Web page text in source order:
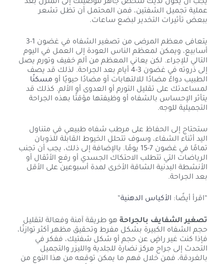
يجب أن يكون لديك شخص جاهز لتوصيلك إلى المنزل بعد
عملية تجميل الشفتين، فمن المحتمل أن تظل تشعر
ببعض تأثيرات التخدير لبضع ساعات.
يتعافى معظم المرضى من تصغير الشفاه في غضون 1-3
أسابيع، ويمكن لمعظم الناس العودة إلى العمل في اليوم
التالي للإجراء. لكن يعاني المعظم من ألم خفيف وتورم يصل
إلى ذروته في غضون 3-4 أيام بعد الجراحة. لذلك قد يصف
الطبيب دواءً مضادًا للالتهابات أو مضادًا حيويًا أو مسكنًا
لمساعدتك على تقليل التورم أو العدوى أو الألم. كذلك قد
يتأثر الإحساس بالشفاه أو وظيفتها مؤقتًا بهذه الجراحة
التجميلية للوجه.
ستحتاج إلى الحفاظ على مرطب شفاه طبيعي في متناول
اليد أثناء الشفاء، وسوف تتحلل الخيوط القابلة للذوبان
تمامًا في غضون 7-15 يومًا. بالإضافة إلى ذلك، يجب أن تجنب
الرياضات التي تتطلب الاحتكاك الجسدي أو رفع الأثقال أو
الأنشطة البدنية الشاقة الأخرى لمدة أسبوعين على الأقل
بعد الجراحة.
“اقرأ أيضًا: الأكياس الدهنية“
تصغير الشفايف بالجراحةهو طريقة آمنة وفعالة لتقليل
حجم الشفاه الكبيرة بشكل مفرط وتحقيق مظهر أكثر توازنًا،
فإذا كنت غير راضٍ عن حجم أو شكل شفتيك، ففكر في
التحدث إلى جراح مركز نضارة للجلدية والليزر والتجميل
بالغردقة، فمن خلال فهم ما يمكن توقعه من هذا النوع من